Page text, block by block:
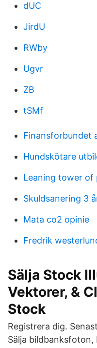
dUC
JirdU
RWby
Ugvr
ZB
tSMf
Finansforbundet
Hundskötare
Leaning tower of
Skuldsanering 3
Mata co2 opinie
Fredrik
Sälja Stock
Vektorer, &
Stock
Registrera dig.
Sälja